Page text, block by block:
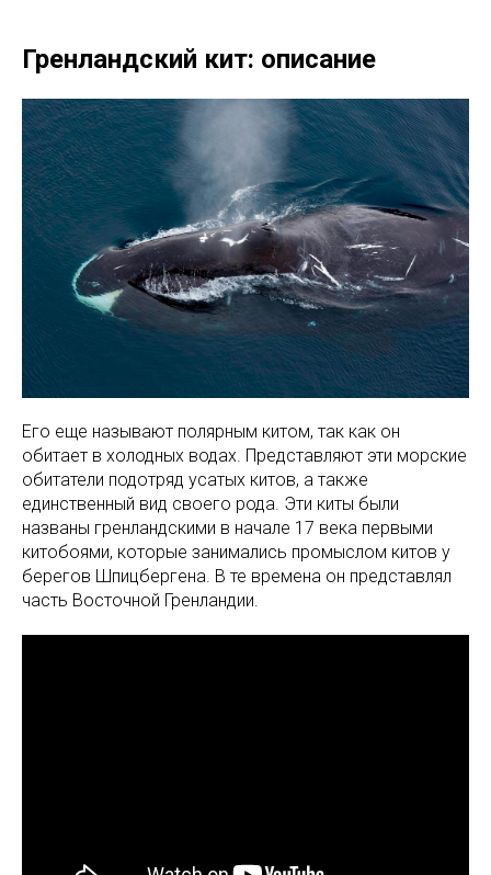
Гренландский кит: описание
Его еще называют полярным китом, так как он
обитает в холодных водах. Представляют эти морские
обитатели подотряд усатых китов, а также
единственный вид своего рода. Эти киты были
названы гренландскими в начале 17 века первыми
китобоями, которые занимались промыслом китов у
берегов Шпицбергена. В те времена он представлял
часть Восточной Гренландии.